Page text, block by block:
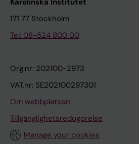
Karolinska Institutet
171 77 Stockholm
Tel: 08-524 800 00
Org.nr: 202100-2973
VAT.nr: SE202100297301
Om webbplatsen
Tillgänglighetsredogörelse
Manage your cookies